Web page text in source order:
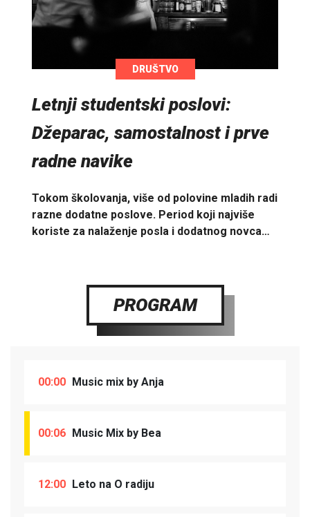
DRUŠTVO
Letnji studentski poslovi:
Džeparac, samostalnost i prve
radne navike
Tokom školovanja, više od polovine mladih radi
razne dodatne poslove. Period koji najviše
koriste za nalaženje posla i dodatnog novca…
PROGRAM
00:00 Music mix by Anja
00:06 Music Mix by Bea
12:00 Leto na O radiju